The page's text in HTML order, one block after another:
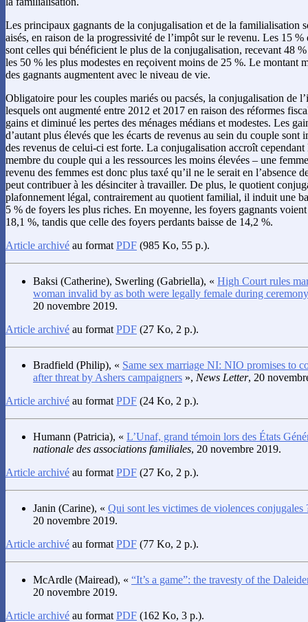
Les principaux gagnants de la conjugalisation et de la familialisation
aisés, en raison de la progressivité de l’impôt sur le revenu. Les 15 %
sont celles qui bénéficient le plus de la conjugalisation, recevant 48
les 50 % les plus modestes en reçoivent moins de 25 %. Le montant
des gagnants augmentent avec le niveau de vie.
Obligatoire pour les couples mariés ou pacsés, la conjugalisation de
lesquels ont augmenté entre 2012 et 2017 en raison des réformes
gains et diminué les pertes des ménages médians et modestes. Les
d’autant plus élevés que les écarts de revenus au sein du couple sont
des revenus de celui-ci est forte. La conjugalisation accroît
membre du couple qui a les ressources les moins élevées – une
revenu des femmes est donc plus taxé qu’il ne le serait en l’absence
peut contribuer à les désinciter à travailler. De plus, le quotient
plafonnement légal, contrairement au quotient familial, il induit une
5 % de foyers les plus riches. En moyenne, les foyers gagnants
18,1 %, tandis que celle des foyers perdants baisse de 14,2 %.
Article archivé au format PDF (985 Ko, 55 p.).
Baksi (Catherine), Swerling (Gabriella), « High Court rules
woman invalid by as both were legally female during ceremony
20 novembre 2019.
Article archivé au format PDF (27 Ko, 2 p.).
Bradfield (Philip), « Same sex marriage NI: NIO promises to
after threat by Ashers campaigners », News Letter, 20
Article archivé au format PDF (24 Ko, 2 p.).
Humann (Patricia), « L’Unaf, grand témoin lors des États
nationale des associations familiales, 20 novembre 2019.
Article archivé au format PDF (27 Ko, 2 p.).
Janin (Carine), « Qui sont les victimes de violences conjugales
20 novembre 2019.
Article archivé au format PDF (77 Ko, 2 p.).
McArdle (Mairead), « “It’s a game”: the travesty of the
20 novembre 2019.
Article archivé au format PDF (162 Ko, 3 p.).